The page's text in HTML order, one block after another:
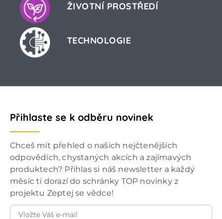
ŽIVOTNÍ PROSTŘEDÍ
TECHNOLOGIE
Přihlaste se k odběru novinek
Chceš mít přehled o našich nejčtenějších
odpovědích, chystaných akcích a zajímavých
produktech? Přihlas si náš newsletter a každý
měsíc ti dorazí do schránky TOP novinky z
projektu Zeptej se vědce!